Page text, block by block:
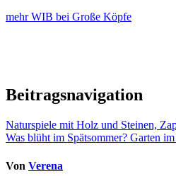
mehr WIB bei Große Köpfe
Beitragsnavigation
Naturspiele mit Holz und Steinen,
Was blüht im Spätsommer? Garten
Von Verena